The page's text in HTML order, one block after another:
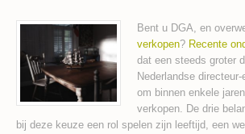
Bent u DGA, en
verkopen? Recente
dat een steeds groter
Nederlandse
om binnen enkele
verkopen. De drie
bij deze keuze een rol spelen zijn leeftijd, een